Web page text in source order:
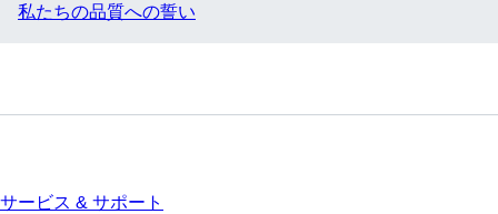
私たちの品質への誓い
サービス & サポート